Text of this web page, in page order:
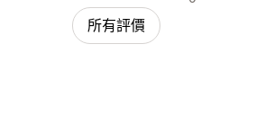
所有評價